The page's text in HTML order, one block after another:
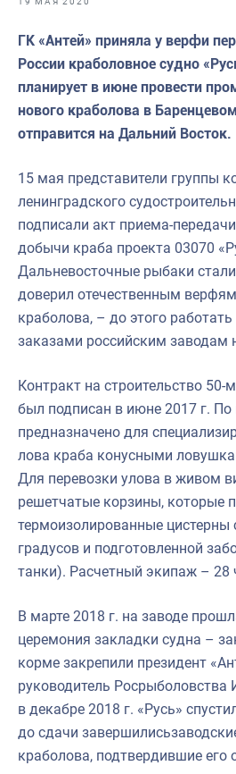
Выставки и конференции
Рыбоохрана России
Инфографика
Укрепление духовно-
События в России и мире
ГК «Антей» приняла у верфи
России краболовное судно
планирует в июне провести
нового краболова в
отправится на Дальний Восток.
15 мая представители группы
ленинградского
подписали акт приема-
добычи краба проекта 03070
Дальневосточные рыбаки
доверил отечественным
краболова, – до этого
заказами российским заводам
Контракт на строительство 50-
был подписан в июне 2017 г. По
предназначено для
лова краба конусными
Для перевозки улова в живом
решетчатые корзины, которые
термоизолированные цистерны
градусов и подготовленной
танки). Расчетный экипаж – 28
В марте 2018 г. на заводе
церемония закладки судна –
корме закрепили президент
руководитель
в декабре 2018 г. «Русь»
до сдачи завершились
краболова, подтвердившие его